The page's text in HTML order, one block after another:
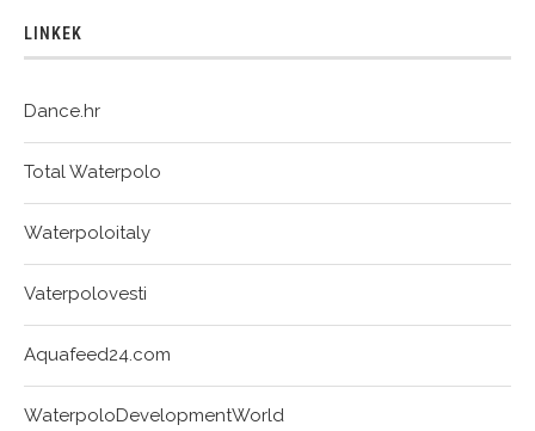
LINKEK
Dance.hr
Total Waterpolo
Waterpoloitaly
Vaterpolovesti
Aquafeed24.com
WaterpoloDevelopmentWorld